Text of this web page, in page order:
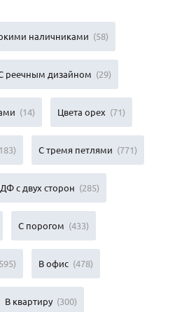
наличниками (58)
реечным дизайном (29)
(14) Цвета орех (71)
С тремя петлями (771)
с двух сторон (285)
С порогом (433)
В офис (478)
В квартиру (300)